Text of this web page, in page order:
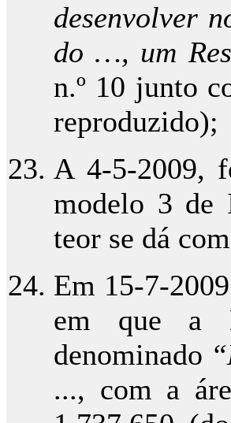
desenvolver
do …, um
n.º 10 junto
reproduzido);
A 4-5-2009,
modelo 3 de
teor se dá
Em 15-7-
em que a
denominado
..., com a